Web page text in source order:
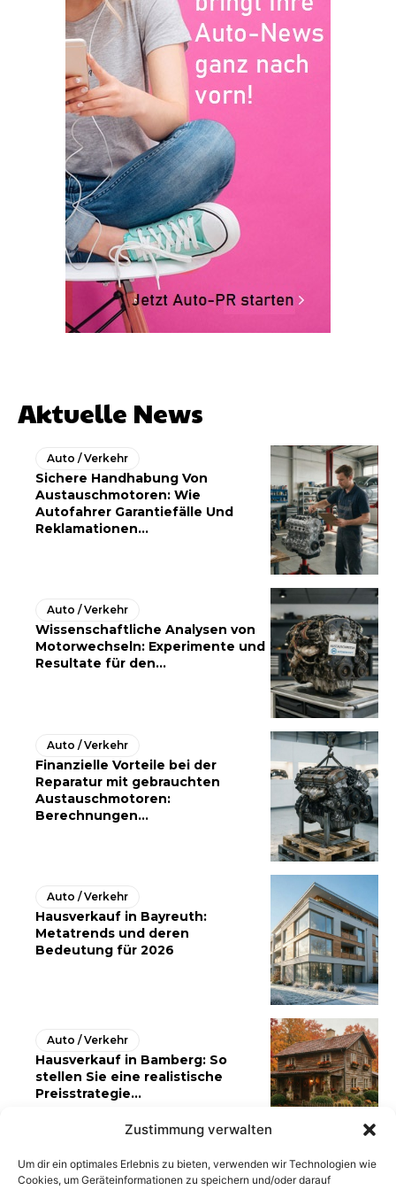
Zustimmung verwalten
Um dir ein optimales Erlebnis zu bieten, verwenden wir Technologien wie
Cookies, um Geräteinformationen zu speichern und/oder darauf
Aktuelle News
Auto / Verkehr
Sichere Handhabung Von
Austauschmotoren: Wie
Autofahrer Garantiefälle Und
Reklamationen...
Auto / Verkehr
Wissenschaftliche Analysen von
Motorwechseln: Experimente und
Resultate für den...
Auto / Verkehr
Finanzielle Vorteile bei der
Reparatur mit gebrauchten
Austauschmotoren:
Berechnungen...
Auto / Verkehr
Hausverkauf in Bayreuth:
Metatrends und deren
Bedeutung für 2026
Auto / Verkehr
Hausverkauf in Bamberg: So
stellen Sie eine realistische
Preisstrategie...